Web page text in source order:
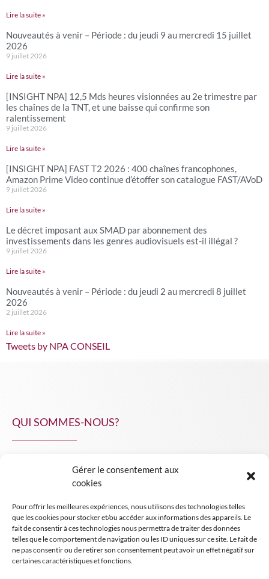
Gérer le consentement aux
cookies
Pour offrir les meilleures expériences, nous utilisons des technologies telles
que les cookies pour stocker et/ou accéder aux informations des appareils. Le
fait de consentir à ces technologies nous permettra de traiter des données
telles que le comportement de navigation ou les ID uniques sur ce site. Le fait de
ne pas consentir ou de retirer son consentement peut avoir un effet négatif sur
certaines caractéristiques et fonctions.
Lire la suite »
Nouveautés à venir – Période : du jeudi 9 au mercredi 15 juillet
2026
9 juillet 2026
Lire la suite »
[INSIGHT NPA] 12,5 Mds heures visionnées au 2e trimestre par
les chaînes de la TNT, et une baisse qui confirme son
ralentissement
9 juillet 2026
Lire la suite »
[INSIGHT NPA] FAST T2 2026 : 400 chaînes francophones,
Amazon Prime Video continue d’étoffer son catalogue FAST/AVoD
9 juillet 2026
Lire la suite »
Le décret imposant aux SMAD par abonnement des
investissements dans les genres audiovisuels est-il illégal ?
9 juillet 2026
Lire la suite »
Nouveautés à venir – Période : du jeudi 2 au mercredi 8 juillet
2026
2 juillet 2026
Lire la suite »
Tweets by NPA CONSEIL
QUI SOMMES-NOUS?
INSIGHT NPA